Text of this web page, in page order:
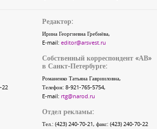
22
Редактор:
Ирина Георгиевна Гребнёва,
E-mail: editor@arsvest.ru
Собственный корреспондент «АВ»
в Санкт-Петербурге:
Романенко Татьяна Гаврииловна,
Телефон: 8-921-765-5754,
E-mail: rtg@narod.ru
Отдел рекламы:
Тел.: (423) 240-70-21, факс: (423) 240-70-22